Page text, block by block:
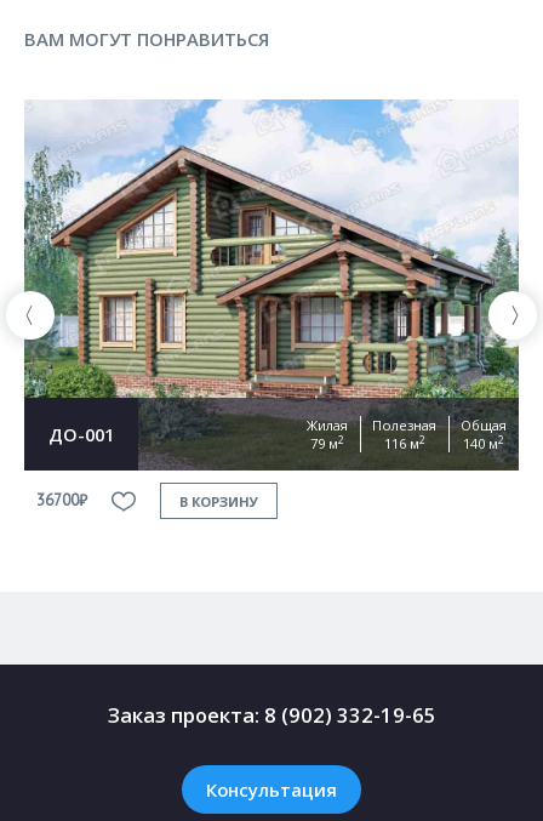
ВАМ МОГУТ ПОНРАВИТЬСЯ
ДО-001
Жилая
79 м2
Полезная
116 м2
Общая
140 м2
36700₽ В КОРЗИНУ
Заказ проекта: 8 (902) 332-19-65
Консультация